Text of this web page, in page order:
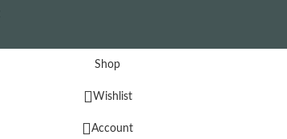
Shop
Wishlist
Account